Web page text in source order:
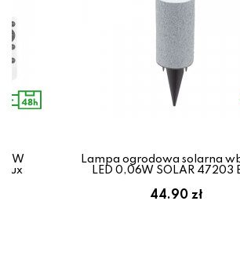
Lampa ogrodowa solarna
LED 0,06W SOLAR 47203
44.90 zł